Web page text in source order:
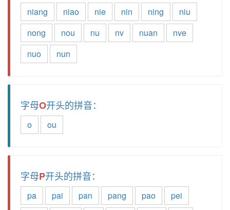
niang
niao nie nin ning
niu
nong
nou nu nv nuan
nve
nuo
nun
字母O开头的拼音：
o ou
字母P开头的拼音：
pa pai pan pang pao
pei